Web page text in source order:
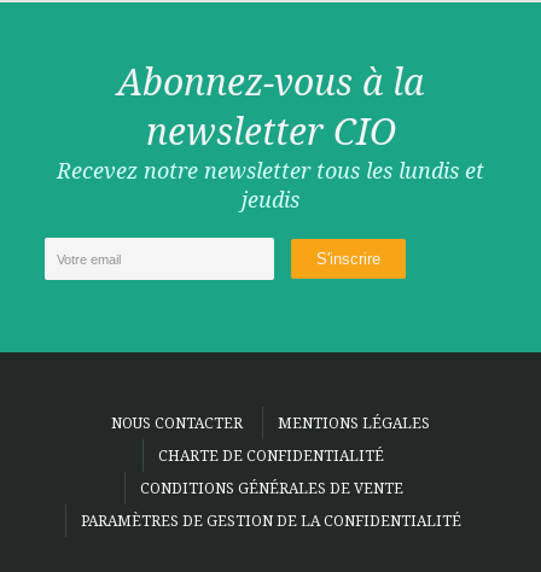
Abonnez-vous à la
newsletter CIO
Recevez notre newsletter tous les lundis et
jeudis
NOUS CONTACTER
MENTIONS LÉGALES
CHARTE DE CONFIDENTIALITÉ
CONDITIONS GÉNÉRALES DE VENTE
PARAMÈTRES DE GESTION DE LA CONFIDENTIALITÉ